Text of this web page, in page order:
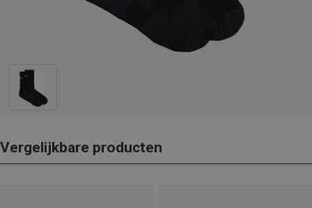
Vergelijkbare producten